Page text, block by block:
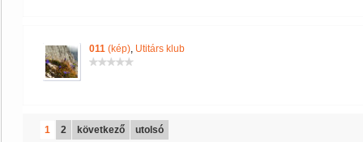
011 (kép), Utitárs klub
1 2 következő utolsó